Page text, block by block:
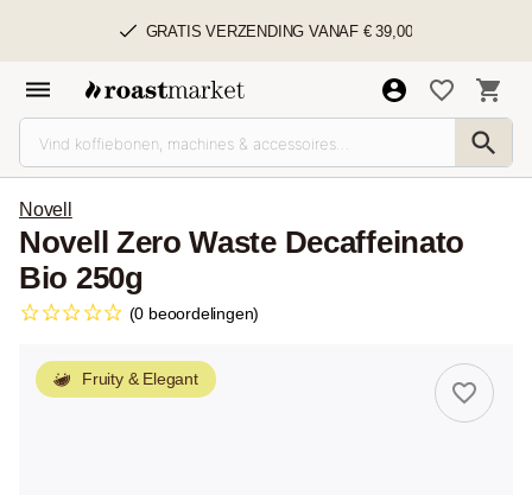
GRATIS VERZENDING VANAF € 39,00
Novell
Novell Zero Waste Decaffeinato
Bio 250g
(0 beoordelingen)
Fruity & Elegant